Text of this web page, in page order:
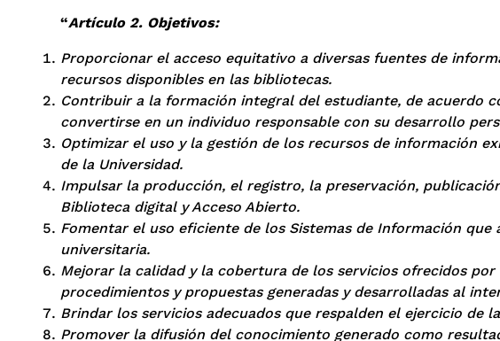
“Artículo 2. Objetivos:
Proporcionar el acceso equitativo a diversas fuentes de
recursos disponibles en las bibliotecas.
Contribuir a la formación integral del estudiante, de acuerdo
convertirse en un individuo responsable con su desarrollo
Optimizar el uso y la gestión de los recursos de información
de la Universidad.
Impulsar la producción, el registro, la preservación,
Biblioteca digital y Acceso Abierto.
Fomentar el uso eficiente de los Sistemas de Información
universitaria.
Mejorar la calidad y la cobertura de los servicios ofrecidos
procedimientos y propuestas generadas y desarrolladas al
Brindar los servicios adecuados que respalden el ejercicio de
Promover la difusión del conocimiento generado como